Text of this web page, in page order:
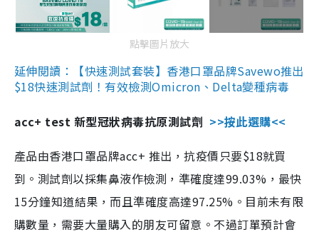
點擊圖片放大
延伸閱讀：【快速測試套裝】香港口罩品牌Savewo推出
$18快速測試劑！有效檢測Omicron、Delta變種病毒
acc+ test 新型冠狀病毒抗原測試劑 >>按此選購<<
產品由香港口罩品牌acc+ 推出，抗疫價只要$18就買
到。測試劑以採集鼻液作檢測，準確度達99.03%，最快
15分鐘知道結果，而且準確度高達97.25%。目前未有限
購數量，需要大量購入的朋友可留意。不過訂單預計會